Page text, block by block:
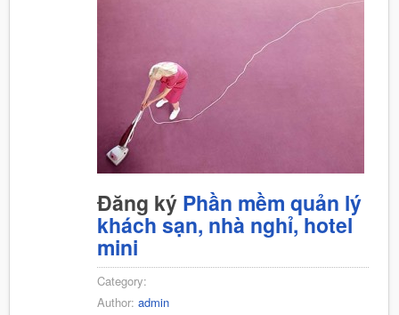
Đăng ký Phần mềm quản lý
khách sạn, nhà nghỉ, hotel
mini
Category:
Author: admin